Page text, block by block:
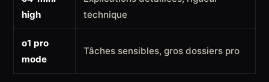
high
technique
o1 pro
mode
Tâches sensibles, gros dossiers pro